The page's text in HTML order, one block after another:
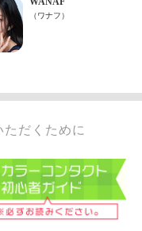
だくために